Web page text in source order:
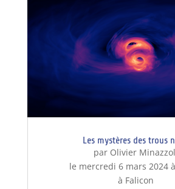
Les mystères des trous
par Olivier
le mercredi 6 mars 2024
à Falicon